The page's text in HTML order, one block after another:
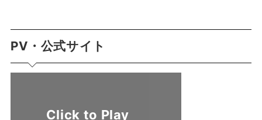
PV・公式サイト